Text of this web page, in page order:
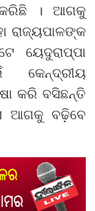
କରିଛି । ଆଗକୁ
ରାଜ୍ୟପାଳଙ୍କ
ୟେଦୁରାପ୍ପା
କେନ୍ଦ୍ରୀୟ
କରି ବସିଛନ୍ତି
ଆଗକୁ ବଢ଼ିବେ